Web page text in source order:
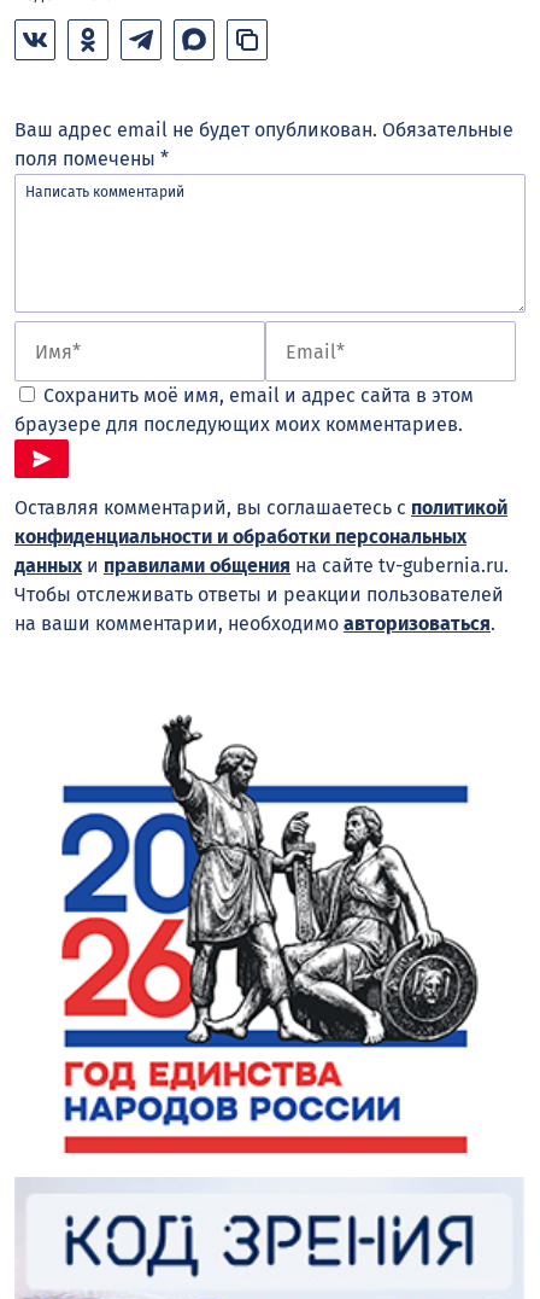
Ваш адрес email не будет опубликован. Обязательные
поля помечены *
Сохранить моё имя, email и адрес сайта в этом
браузере для последующих моих комментариев.
Оставляя комментарий, вы соглашаетесь с политикой
конфиденциальности и обработки персональных
данныхи правилами общения на сайте tv-gubernia.ru.
Чтобы отслеживать ответы и реакции пользователей
на ваши комментарии, необходимо авторизоваться.